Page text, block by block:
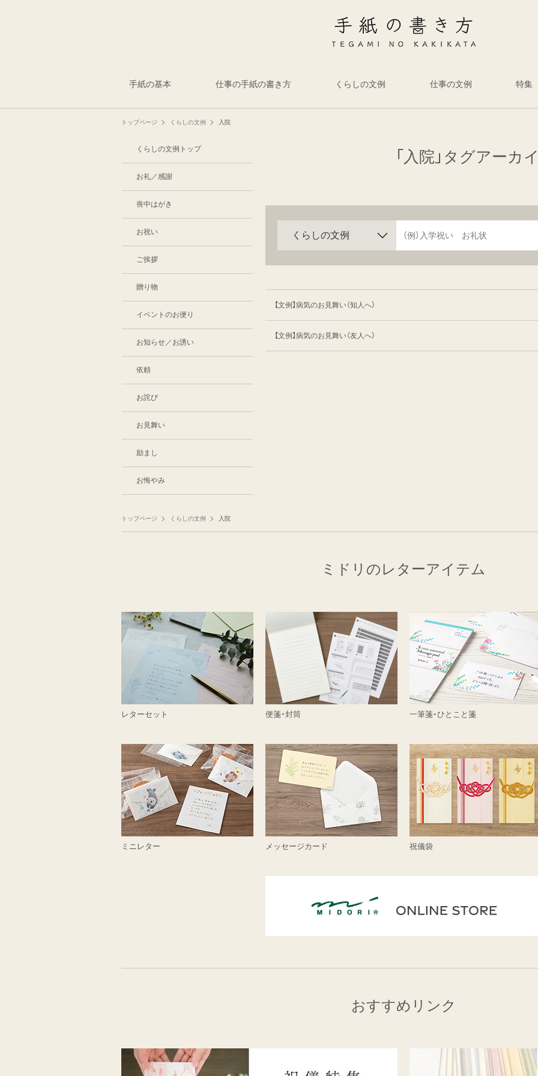
手紙の基本 仕事の手紙の書き方 くらしの文例 仕事の文例 特集
トップページ くらしの文例 入院
「入院」タグアーカ
【文例】病気のお見舞い（知人へ）
【文例】病気のお見舞い（友人へ）
くらしの文例トップ
お礼／感謝
喪中はがき
お祝い
ご挨拶
贈り物
イベントのお便り
お知らせ／お誘い
依頼
お詫び
お見舞い
励まし
お悔やみ
トップページ くらしの文例 入院
ミドリのレターアイテム
レターセット 便箋・封筒 一筆箋・ひとこと箋
ミニレター メッセージカード 祝儀袋
おすすめリンク